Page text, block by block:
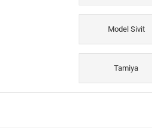
Model Sivit
Tamiya